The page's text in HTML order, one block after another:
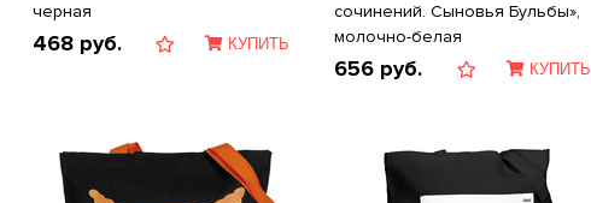
черная
468 руб. КУПИТЬ
сочинений. Сыновья Бульбы»,
молочно-белая
656 руб. КУПИТЬ